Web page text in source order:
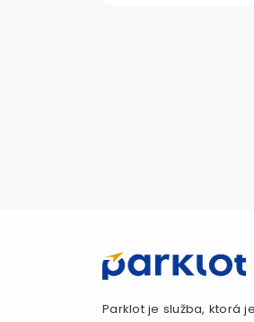
Parklot je služba, ktorá